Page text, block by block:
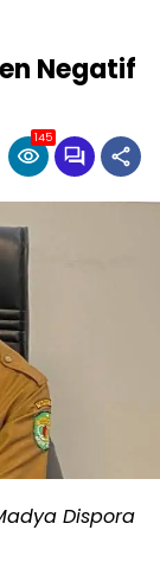
Negatif
145
Dispora